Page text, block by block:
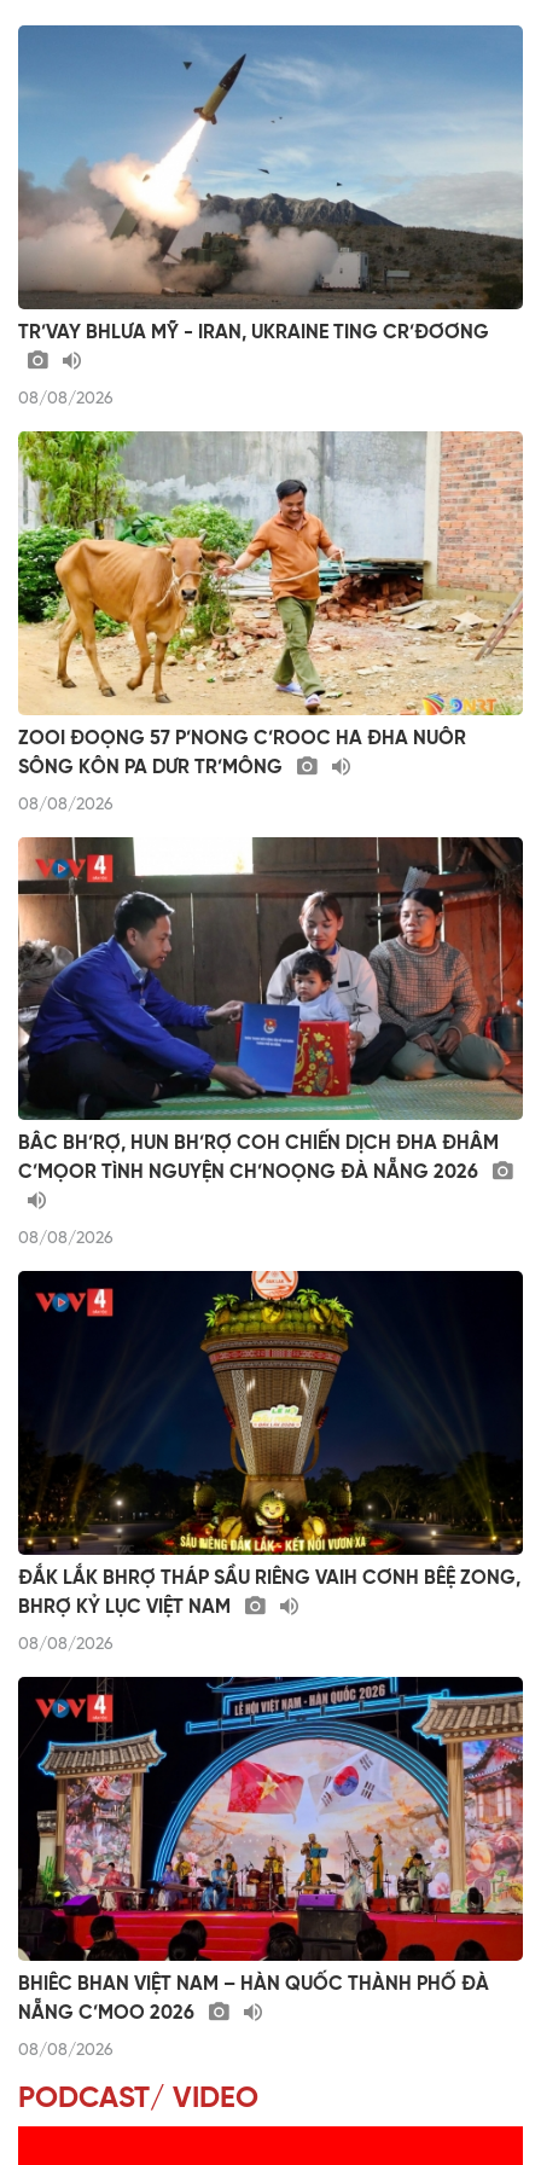
TR’VAY BHLƯA MỸ - IRAN, UKRAINE TING CR’ĐƠƠNG
08/08/2026
ZOOI ĐOỌNG 57 P’NONG C’ROOC HA ĐHA NUÔR
SÔNG KÔN PA DƯR TR’MÔNG
08/08/2026
BÂC BH’RỢ, HUN BH’RỢ COH CHIẾN DỊCH ĐHA ĐHÂM
C’MỌOR TÌNH NGUYỆN CH’NOỌNG ĐÀ NẴNG 2026
08/08/2026
ĐẮK LẮK BHRỢ THÁP SẦU RIÊNG VAIH CƠNH BÊỆ ZONG,
BHRỢ KỶ LỤC VIỆT NAM
08/08/2026
BHIÊC BHAN VIỆT NAM – HÀN QUỐC THÀNH PHỐ ĐÀ
NẴNG C’MOO 2026
08/08/2026
PODCAST/ VIDEO